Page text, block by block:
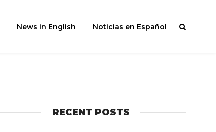
News in English Noticias en Español
RECENT POSTS